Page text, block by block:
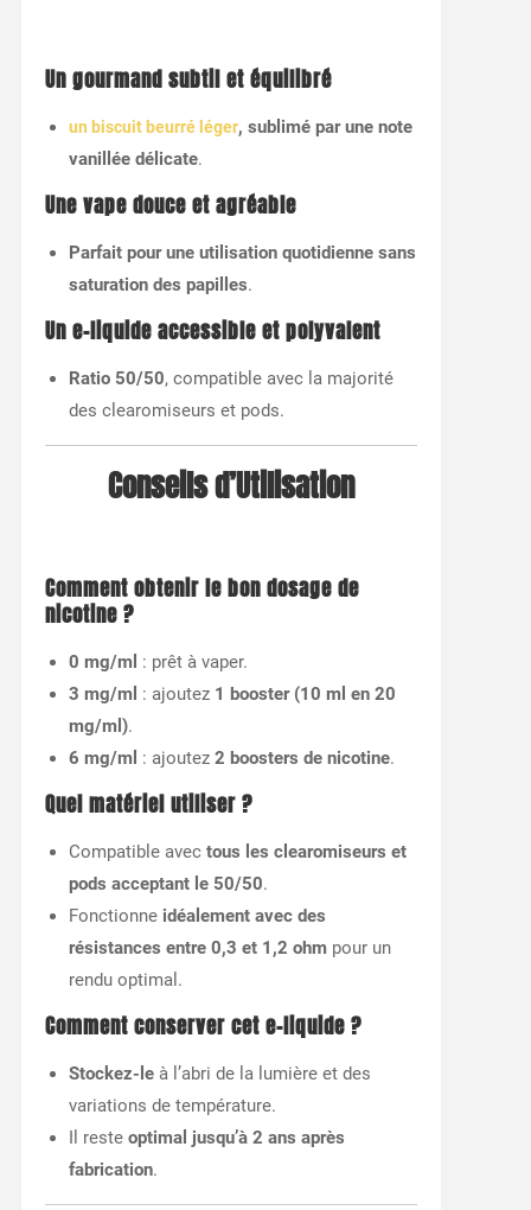
Un gourmand subtil et équilibré
un biscuit beurré léger, sublimé par une note
vanillée délicate.
Une vape douce et agréable
Parfait pour une utilisation quotidienne sans
saturation des papilles.
Un e-liquide accessible et polyvalent
Ratio 50/50, compatible avec la majorité
des clearomiseurs et pods.
Conseils d’Utilisation
Comment obtenir le bon dosage de
nicotine ?
0 mg/ml : prêt à vaper.
3 mg/ml : ajoutez 1 booster (10 ml en 20
mg/ml).
6 mg/ml : ajoutez 2 boosters de nicotine.
Quel matériel utiliser ?
Compatible avec tous les clearomiseurs et
pods acceptant le 50/50.
Fonctionne idéalement avec des
résistances entre 0,3 et 1,2 ohmpour un
rendu optimal.
Comment conserver cet e-liquide ?
Stockez-leà l’abri de la lumière et des
variations de température.
Il reste optimal jusqu’à 2 ans après
fabrication.